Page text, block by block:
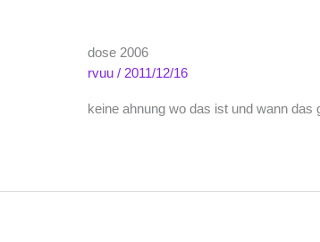
dose 2006
rvuu/ 2011/12/16
keine ahnung wo das ist und wann